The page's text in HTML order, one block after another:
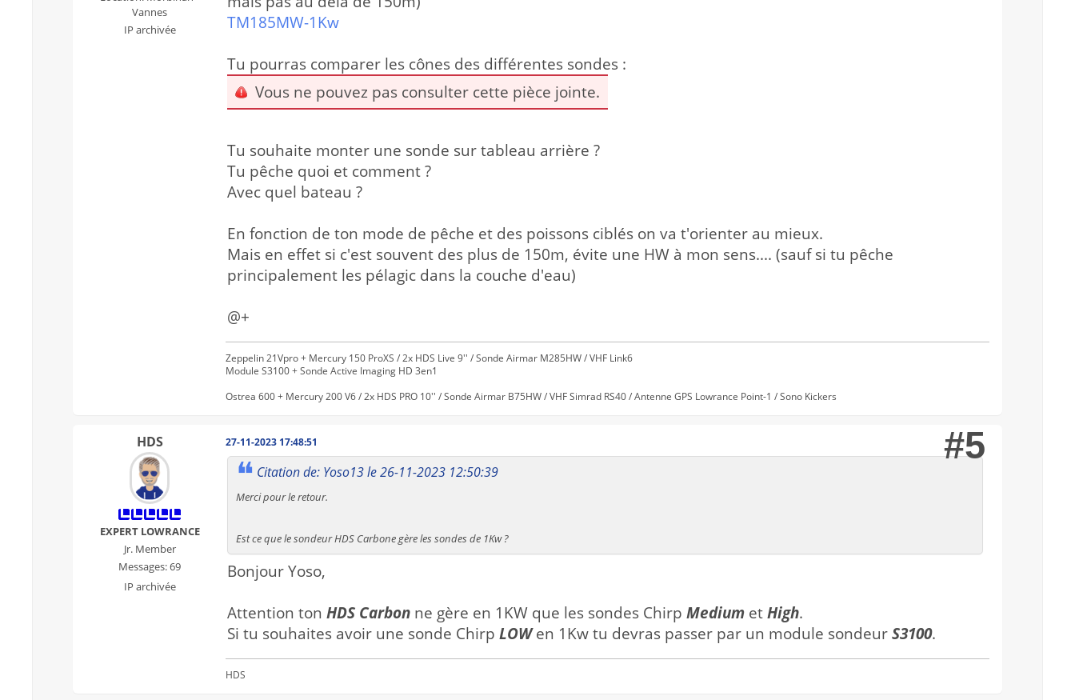
Vannes
IP archivée
TM185MW-1Kw
Tu pourras comparer les cônes des différentes sondes :
Vous ne pouvez pas consulter cette pièce jointe.
Tu souhaite monter une sonde sur tableau arrière ?
Tu pêche quoi et comment ?
Avec quel bateau ?
En fonction de ton mode de pêche et des poissons ciblés on va t'orienter au mieux.
Mais en effet si c'est souvent des plus de 150m, évite une HW à mon sens.... (sauf si tu pêche
principalement les pélagic dans la couche d'eau)
@+
Zeppelin 21Vpro + Mercury 150 ProXS / 2x HDS Live 9'' / Sonde Airmar M285HW / VHF Link6
Module S3100 + Sonde Active Imaging HD 3en1
Ostrea 600 + Mercury 200 V6 / 2x HDS PRO 10'' / Sonde Airmar B75HW / VHF Simrad RS40 / Antenne GPS Lowrance Point-1 / Sono Kickers
HDS
EXPERT LOWRANCE
Jr. Member
Messages: 69
IP archivée
27-11-2023 17:48:51 #5
Citation de: Yoso13 le 26-11-2023 12:50:39
Merci pour le retour.
Est ce que le sondeur HDS Carbone gère les sondes de 1Kw ?
Bonjour Yoso,
Attention ton HDS Carbon ne gère en 1KW que les sondes Chirp Medium etHigh.
Si tu souhaites avoir une sonde Chirp LOWen 1Kw tu devras passer par un module sondeurS3100.
HDS